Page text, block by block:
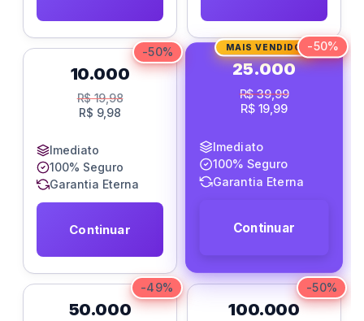
-50%
10.000
R$19,98
R$ 9,98
Imediato
100% Seguro
Garantia Eterna
Continuar
-50%
25.000
R$39,99
R$19,99
Imediato
100% Seguro
Garantia Eterna
MAIS VENDIDO
Continuar
-49%
50.000
-50%
100.000